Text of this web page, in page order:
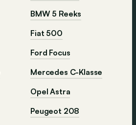
BMW 5 Reeks
Fiat 500
Ford Focus
Mercedes C-Klasse
Opel Astra
Peugeot 208